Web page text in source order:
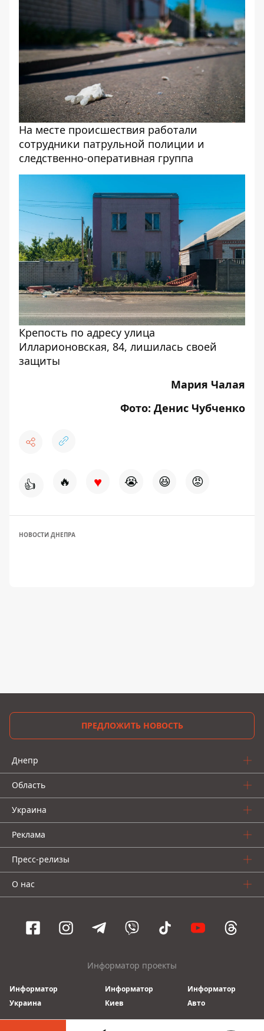
На месте происшествия работали
сотрудники патрульной полиции и
следственно-оперативная группа
Крепость по адресу улица
Илларионовская, 84, лишилась своей
защиты
Мария Чалая
Фото: Денис Чубченко
👍 🔥 ♥ 😭 😆 😡
НОВОСТИ ДНЕПРА
ПРЕДЛОЖИТЬ НОВОСТЬ
Днепр
Область
Украина
Реклама
Пресс-релизы
О нас
Информатор проекты
Информатор
Украина
Информатор
Киев
Информатор
Авто